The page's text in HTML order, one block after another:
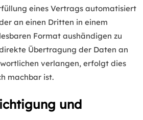
eines Vertrags automatisiert
an einen Dritten in einem
Format aushändigen zu
Übertragung der Daten an
verlangen, erfolgt dies
machbar ist.
und